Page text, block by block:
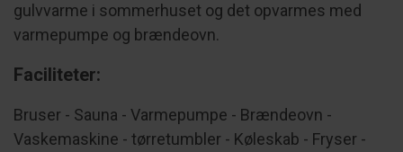
gulvvarme i sommerhuset og det opvarmes med
varmepumpe og brændeovn.
Faciliteter:
Bruser - Sauna - Varmepumpe - Brændeovn -
Vaskemaskine - tørretumbler - Køleskab - Fryser -